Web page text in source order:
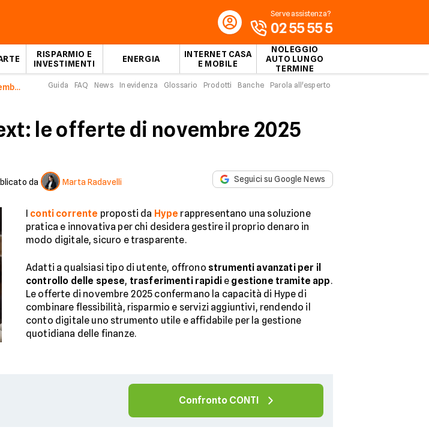
RISPARMIO E
INVESTIMENTI
ENERGIA
INTERNET CASA
E MOBILE
NOLEGGIO
AUTO LUNGO
TERMINE
Serve assistenza?
02 55 55 5
Conti correnti HYPE a novembre 2025 Guida FAQ News In evidenza Glossario Prodotti Banche Parola all'esperto
le offerte di novembre 2025
da Marta Radavelli Seguici su Google News
I conti corrente proposti da Hype rappresentano una soluzione
pratica e innovativa per chi desidera gestire il proprio denaro in
modo digitale, sicuro e trasparente.
Adatti a qualsiasi tipo di utente, offrono strumenti avanzati per il
controllo delle spese, trasferimenti rapidie gestione tramite app.
Le offerte di novembre 2025 confermano la capacità di Hype di
combinare flessibilità, risparmio e servizi aggiuntivi, rendendo il
conto digitale uno strumento utile e affidabile per la gestione
quotidiana delle finanze.
Confronto CONTI